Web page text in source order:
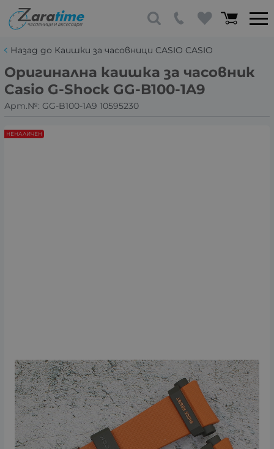
Назад до Каишки за часовници CASIO CASIO
Оригинална каишка за часовник
Casio G-Shock GG-B100-1A9
Арт.№: GG-B100-1A9 10595230
НЕНАЛИЧЕН